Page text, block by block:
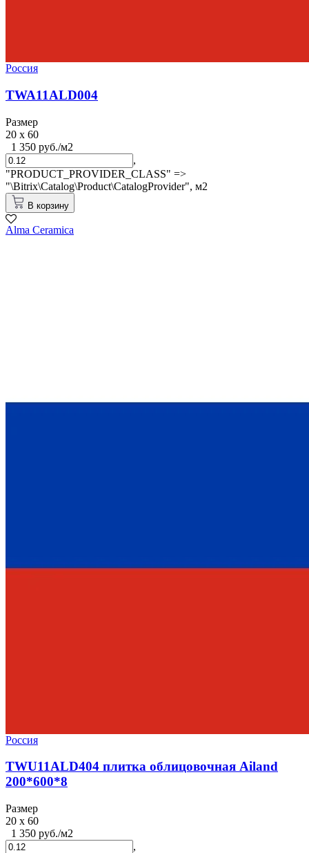
Россия
TWA11ALD004
Размер
20 x 60
1 350 руб./м2
,
"PRODUCT_PROVIDER_CLASS" =>
"\Bitrix\Catalog\Product\CatalogProvider", м2
В корзину
Alma Ceramica
Россия
TWU11ALD404 плитка облицовочная Ailand
200*600*8
Размер
20 x 60
1 350 руб./м2
,